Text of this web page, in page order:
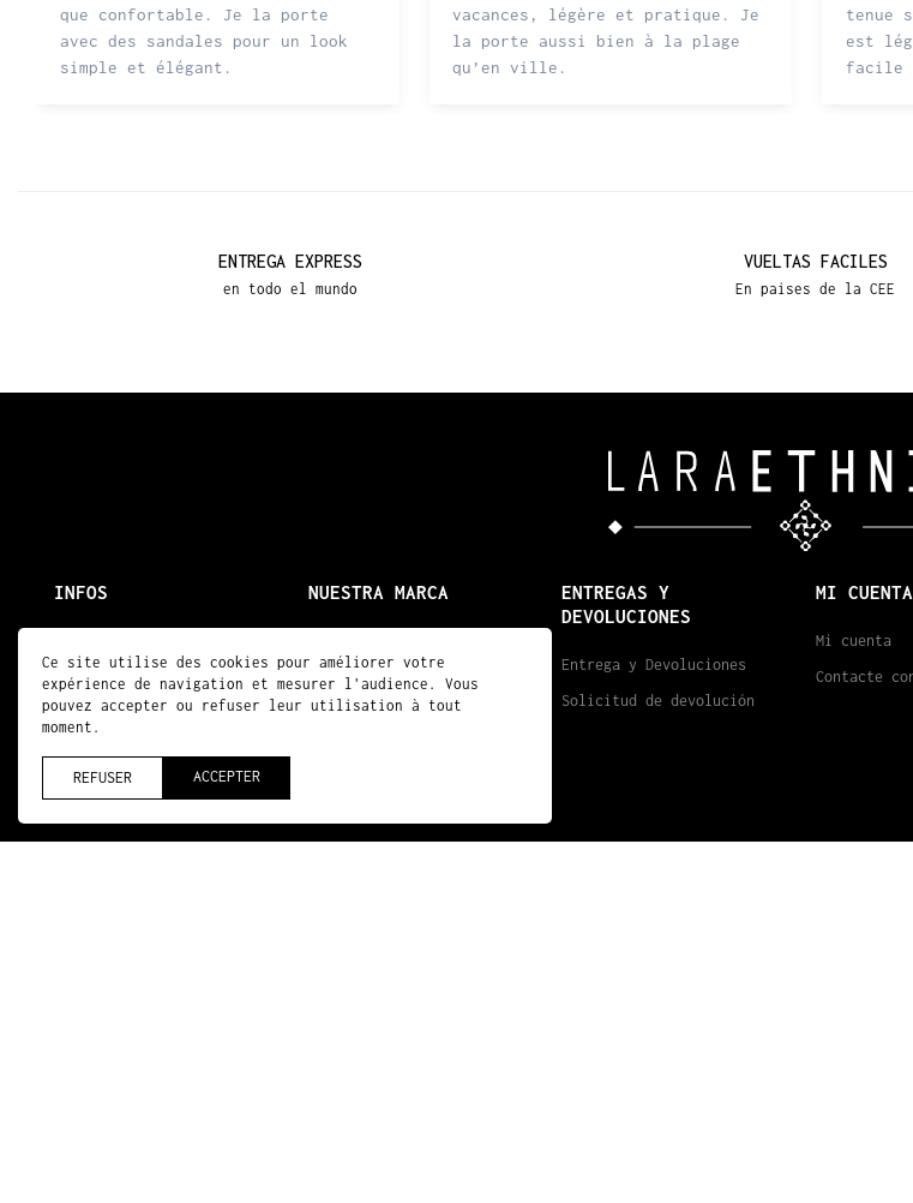
que confortable. Je la porte
avec des sandales pour un look
simple et élégant.
vacances, légère et pratique. Je
la porte aussi bien à la plage
qu’en ville.
tenue
est
facile
ENTREGA EXPRESS
en todo el mundo
VUELTAS FACILES
En paises de la CEE
INFOS
Condiciones generales de
venta
NUESTRA MARCA
Ser distribuidor
Acceso PRO
ENTREGAS Y
DEVOLUCIONES
Entrega y Devoluciones
Solicitud de devolución
MI CUENTA
Mi cuenta
Contacte
Ce site utilise des cookies pour améliorer votre
expérience de navigation et mesurer l'audience. Vous
pouvez accepter ou refuser leur utilisation à tout
moment.
REFUSER ACCEPTER